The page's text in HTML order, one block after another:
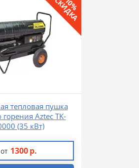
10%
СКИДКА
тепловая пушка
горения Aztec TK-
(35 кВт)
от 1300 р.